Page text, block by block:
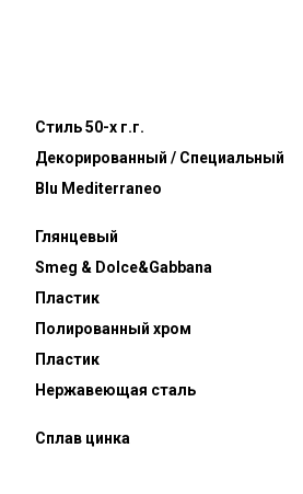
Стиль 50-х г.г.
Декорированный / Специальный
Blu Mediterraneo
Глянцевый
Smeg & Dolce&Gabbana
Пластик
Полированный хром
Пластик
Нержавеющая сталь
Сплав цинка